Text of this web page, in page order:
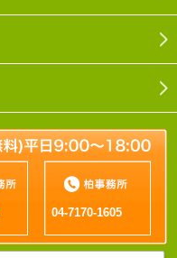
04-7170-1605